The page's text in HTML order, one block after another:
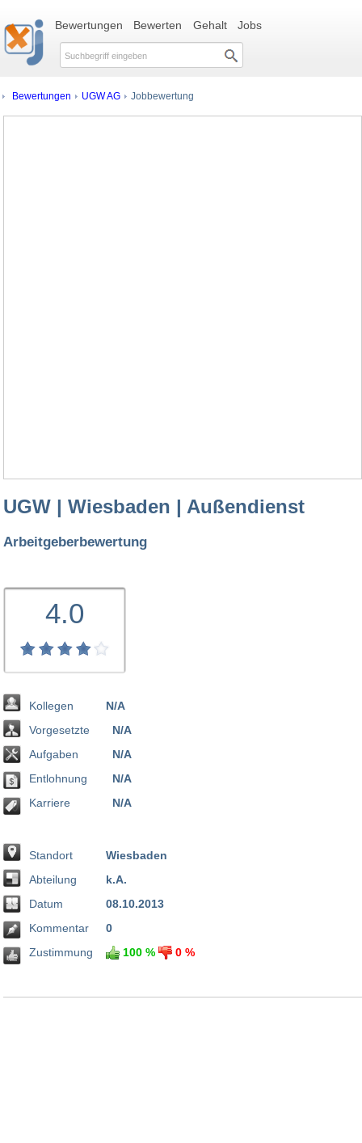
Bewertungen Bewerten Gehalt Jobs
Bewertungen UGW AG Jobbewertung
UGW | Wiesbaden | Außendienst
Arbeitgeberbewertung
4.0
Kollegen
Vorgesetzte
Aufgaben
Entlohnung
Karriere
N/A
N/A
N/A
N/A
N/A
Standort
Abteilung
Datum
Kommentar
Zustimmung
Wiesbaden
k.A.
08.10.2013
0
100 %
0 %